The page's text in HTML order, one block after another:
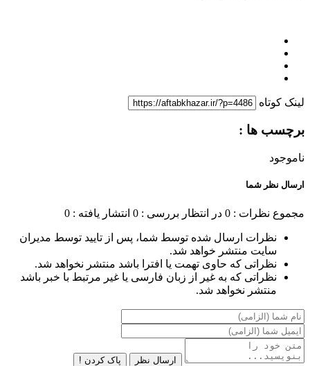
لینک کوتاه
برچسب ها :
ناموجود
ارسال نظر شما
مجموع نظرات : 0 در انتظار بررسی : 0 انتشار یافته : 0
نظرات ارسال شده توسط شما، پس از تایید توسط مدیران
سایت منتشر خواهد شد.
نظراتی که حاوی تهمت یا افترا باشد منتشر نخواهد شد.
نظراتی که به غیر از زبان فارسی یا غیر مرتبط با خبر باشد
منتشر نخواهد شد.
ارسال نظر پاک کردن !